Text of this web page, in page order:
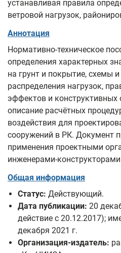
устанавливая правила
ветровой нагрузок,
Аннотация
Нормативно‑техническое
определения характерных
на грунт и покрытие, схемы
распределения нагрузок,
эффектов и конструктивных
описание расчётных
воздействия для
сооружений в РК. Документ
применения проектными
Общая информация
Статус: Действующий.
Дата публикации: 20
действие с 20.12.2017);
декабря 2021 г.
Организация-издатель: